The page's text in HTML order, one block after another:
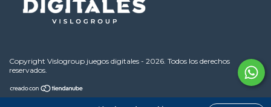
Copyright Vislogroup juegos digitales - 2026. Todos los derechos
reservados.